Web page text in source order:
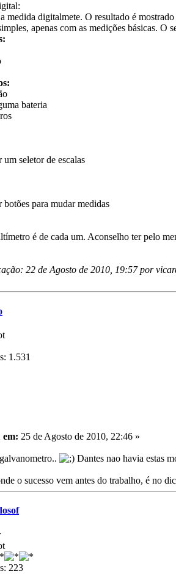
medida digitalmete. O resultado é
apenas com as medições básicas.
bateria
um seletor de escalas
botões para mudar medidas
é de cada um. Aconselho ter pelo
22 de Agosto de 2010, 19:57 por
1.531
em: 25 de Agosto de 2010, 22:46 »
Dantes nao havia estas
o sucesso vem antes do trabalho, é no
223